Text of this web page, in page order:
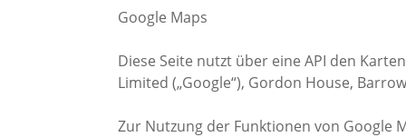
Google Maps
Diese Seite nutzt über eine API den
Limited („Google“), Gordon House,
Zur Nutzung der Funktionen von Google